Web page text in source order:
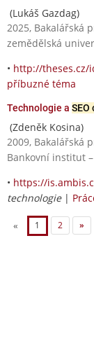
(Lukáš Gazdag)
2025, Bakalářská
zemědělská
• http://theses.cz/
příbuzné téma
Technologie a
(Zdeněk Kosina)
2009, Bakalářská
Bankovní institut –
• https://
technologie|
« 1 2 »